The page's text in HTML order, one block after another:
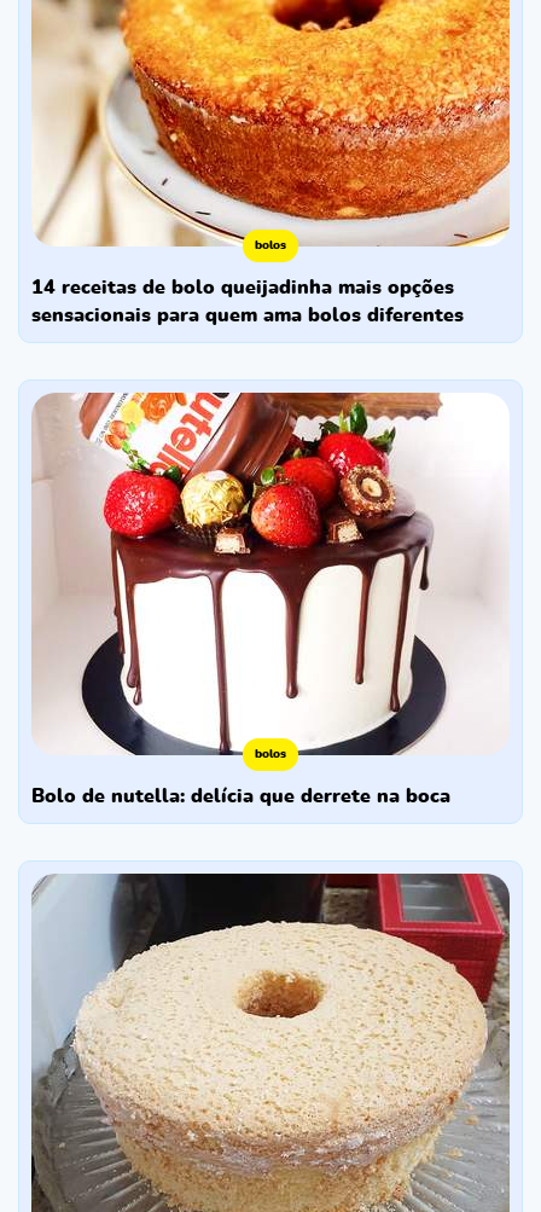
bolos
14 receitas de bolo queijadinha mais opções
sensacionais para quem ama bolos diferentes
bolos
bolo de nutella: delícia que derrete na boca